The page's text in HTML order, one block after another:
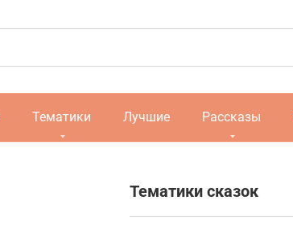
Тематики Лучшие Рассказы
Тематики сказок